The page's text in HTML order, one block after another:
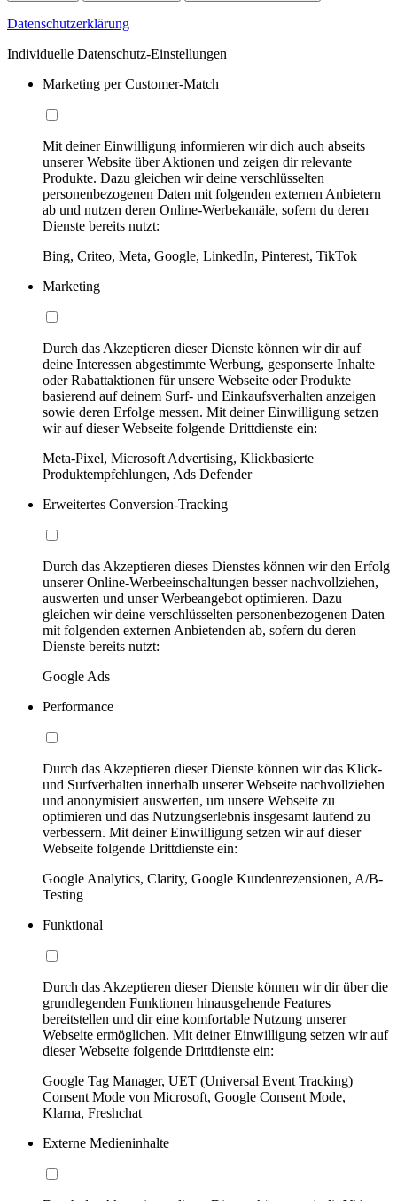
Datenschutzerklärung
Individuelle Datenschutz-Einstellungen
Marketing per Customer-Match
Mit deiner Einwilligung informieren wir dich auch abseits
unserer Website über Aktionen und zeigen dir relevante
Produkte. Dazu gleichen wir deine verschlüsselten
personenbezogenen Daten mit folgenden externen Anbietern
ab und nutzen deren Online-Werbekanäle, sofern du deren
Dienste bereits nutzt:
Bing, Criteo, Meta, Google, LinkedIn, Pinterest, TikTok
Marketing
Durch das Akzeptieren dieser Dienste können wir dir auf
deine Interessen abgestimmte Werbung, gesponserte Inhalte
oder Rabattaktionen für unsere Webseite oder Produkte
basierend auf deinem Surf- und Einkaufsverhalten anzeigen
sowie deren Erfolge messen. Mit deiner Einwilligung setzen
wir auf dieser Webseite folgende Drittdienste ein:
Meta-Pixel, Microsoft Advertising, Klickbasierte
Produktempfehlungen, Ads Defender
Erweitertes Conversion-Tracking
Durch das Akzeptieren dieses Dienstes können wir den Erfolg
unserer Online-Werbeeinschaltungen besser nachvollziehen,
auswerten und unser Werbeangebot optimieren. Dazu
gleichen wir deine verschlüsselten personenbezogenen Daten
mit folgenden externen Anbietenden ab, sofern du deren
Dienste bereits nutzt:
Google Ads
Performance
Durch das Akzeptieren dieser Dienste können wir das Klick-
und Surfverhalten innerhalb unserer Webseite nachvollziehen
und anonymisiert auswerten, um unsere Webseite zu
optimieren und das Nutzungserlebnis insgesamt laufend zu
verbessern. Mit deiner Einwilligung setzen wir auf dieser
Webseite folgende Drittdienste ein:
Google Analytics, Clarity, Google Kundenrezensionen, A/B-
Testing
Funktional
Durch das Akzeptieren dieser Dienste können wir dir über die
grundlegenden Funktionen hinausgehende Features
bereitstellen und dir eine komfortable Nutzung unserer
Webseite ermöglichen. Mit deiner Einwilligung setzen wir auf
dieser Webseite folgende Drittdienste ein:
Google Tag Manager, UET (Universal Event Tracking)
Consent Mode von Microsoft, Google Consent Mode,
Klarna, Freshchat
Externe Medieninhalte